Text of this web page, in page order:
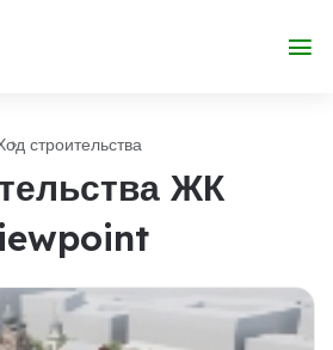
строительства
ЖК